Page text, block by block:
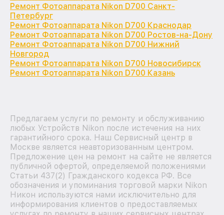
Ремонт Фотоаппарата Nikon D700 Санкт-
Петербург
Ремонт Фотоаппарата Nikon D700 Краснодар
Ремонт Фотоаппарата Nikon D700 Ростов-на-Дону
Ремонт Фотоаппарата Nikon D700 Нижний
Новгород
Ремонт Фотоаппарата Nikon D700 Новосибирск
Ремонт Фотоаппарата Nikon D700 Казань
Предлагаем услуги по ремонту и обслуживанию
любых Устройств Nikon после истечения на них
гарантийного срока. Наш Сервисный центр в
Москве является неавторизованным центром.
Предложение цен на ремонт на сайте не является
публичной офертой, определяемой положениями
Статьи 437(2) Гражданского кодекса РФ. Все
обозначения и упоминания торговой марки Nikon
Никон используются нами исключительно для
информирования клиентов о предоставляемых